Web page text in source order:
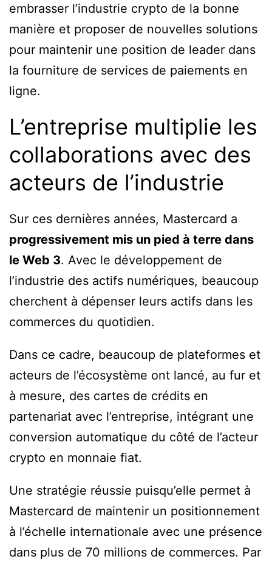
embrasser l’industrie crypto de la bonne
manière et proposer de nouvelles solutions
pour maintenir une position de leader dans
la fourniture de services de paiements en
ligne.
L’entreprise multiplie les
collaborations avec des
acteurs de l’industrie
Sur ces dernières années, Mastercard a
progressivement mis un pied à terre dans
le Web 3. Avec le développement de
l’industrie des actifs numériques, beaucoup
cherchent à dépenser leurs actifs dans les
commerces du quotidien.
Dans ce cadre, beaucoup de plateformes et
acteurs de l’écosystème ont lancé, au fur et
à mesure, des cartes de crédits en
partenariat avec l’entreprise, intégrant une
conversion automatique du côté de l’acteur
crypto en monnaie fiat.
Une stratégie réussie puisqu’elle permet à
Mastercard de maintenir un positionnement
à l’échelle internationale avec une présence
dans plus de 70 millions de commerces. Par